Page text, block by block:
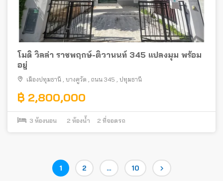
โมดิ วิลล่า ราชพฤกษ์-ติวานนท์ 345 แปลงมุม พร้อม
อยู่
เมืองปทุมธานี บางคูวัด ถนน 345 ปทุมธานี
฿ 2,800,000
3 ห้องนอน 2 ห้องน้ำ 2 ที่จอดรถ
Posts
Page
1 Page
2 … Page
10